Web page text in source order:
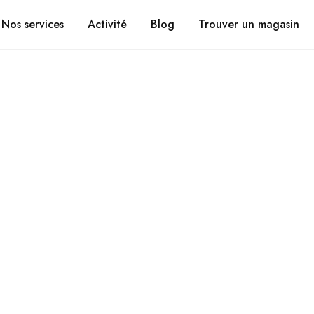
Suivez vos colis
Nos services Activité Blog Trouver un magasin